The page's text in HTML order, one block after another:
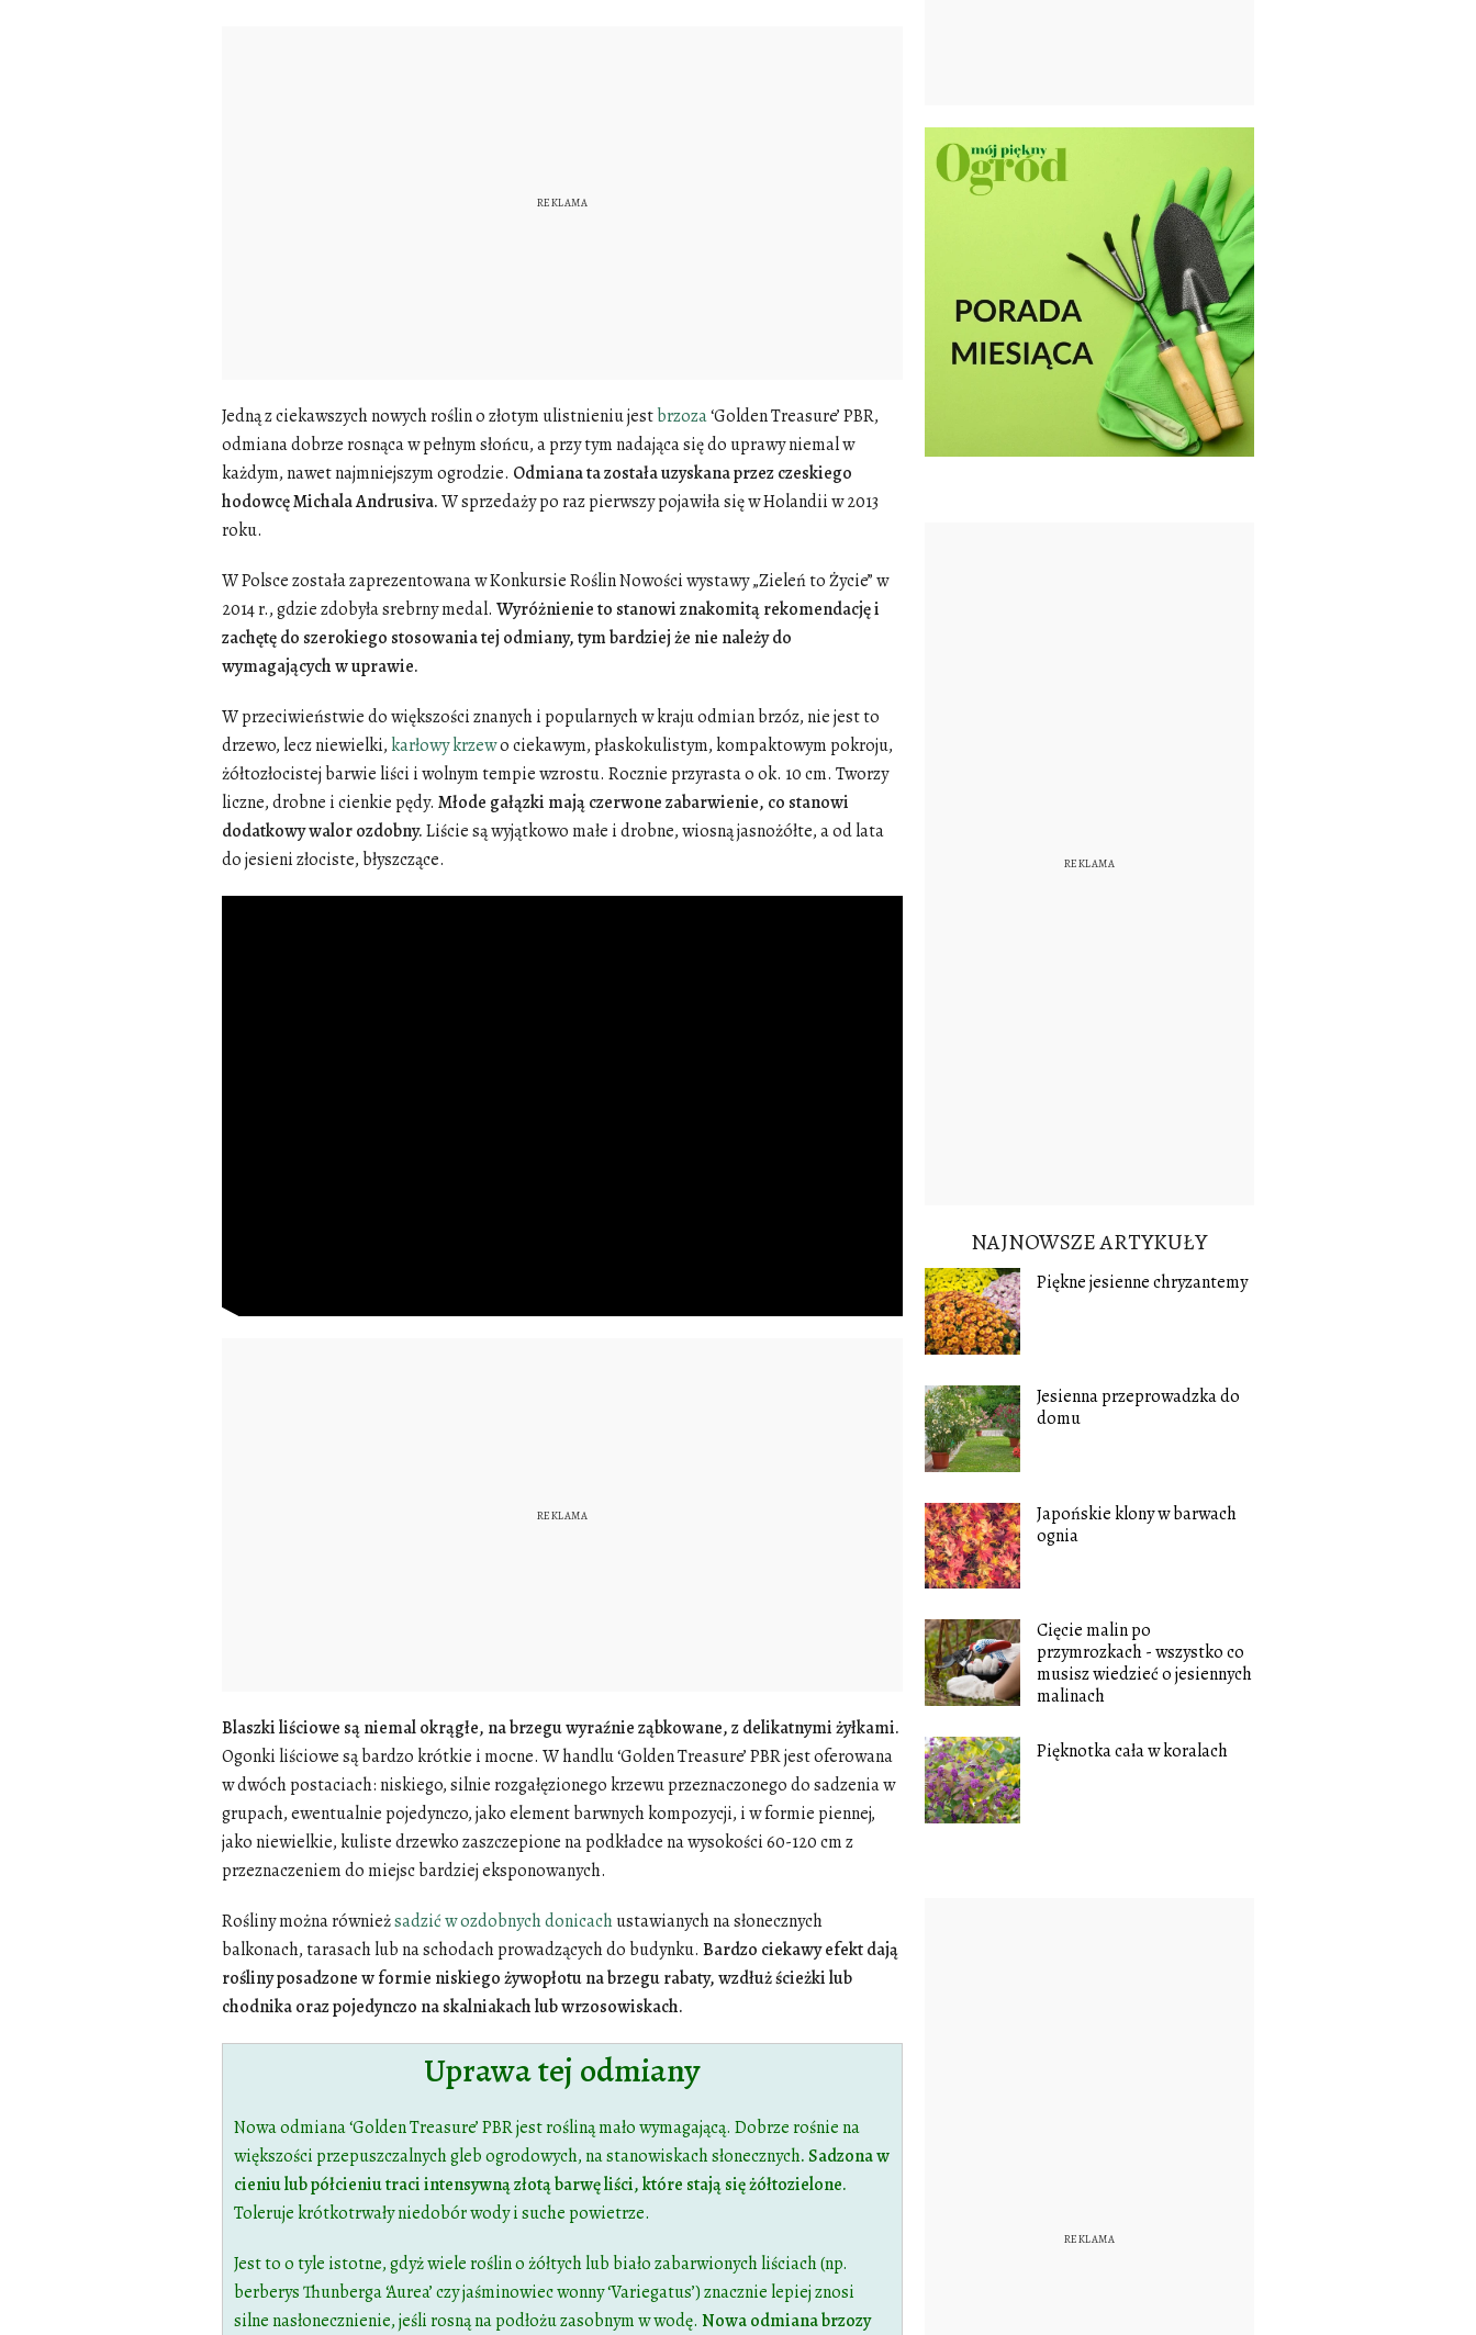
Jedną z ciekawszych nowych roślin o złotym ulistnieniu jestbrzoza‘Golden Treasure’ PBR,
odmiana dobrze rosnąca w pełnym słońcu, a przy tym nadająca się do uprawy niemal w
każdym, nawet najmniejszym ogrodzie. Odmiana ta została uzyskana przez czeskiego
hodowcę Michala Andrusiva.W sprzedaży po raz pierwszy pojawiła się w Holandii w 2013
roku.
W Polsce została zaprezentowana w Konkursie Roślin Nowości wystawy „Zieleń to Życie” w
2014 r., gdzie zdobyła srebrny medal. Wyróżnienie to stanowi znakomitą rekomendację i
zachętę do szerokiego stosowania tej odmiany, tym bardziej że nie należy do
wymagających w uprawie.
W przeciwieństwie do większości znanych i popularnych w kraju odmian brzóz, nie jest to
drzewo, lecz niewielki, karłowy krzewo ciekawym, płaskokulistym, kompaktowym pokroju,
żółtozłocistej barwie liści i wolnym tempie wzrostu. Rocznie przyrasta o ok. 10 cm. Tworzy
liczne, drobne i cienkie pędy. Młode gałązki mają czerwone zabarwienie, co stanowi
dodatkowy walor ozdobny.Liście są wyjątkowo małe i drobne, wiosną jasnożółte, a od lata
do jesieni złociste, błyszczące.
Blaszki liściowe są niemal okrągłe, na brzegu wyraźnie ząbkowane, z delikatnymi żyłkami.
Ogonki liściowe są bardzo krótkie i mocne. W handlu ‘Golden Treasure’ PBR jest oferowana
w dwóch postaciach: niskiego, silnie rozgałęzionego krzewu przeznaczonego do sadzenia w
grupach, ewentualnie pojedynczo, jako element barwnych kompozycji, i w formie piennej,
jako niewielkie, kuliste drzewko zaszczepione na podkładce na wysokości 60-120 cm z
przeznaczeniem do miejsc bardziej eksponowanych.
Rośliny można równieżsadzić w ozdobnych donicachustawianych na słonecznych
balkonach, tarasach lub na schodach prowadzących do budynku. Bardzo ciekawy efekt dają
rośliny posadzone w formie niskiego żywopłotu na brzegu rabaty, wzdłuż ścieżki lub
chodnika oraz pojedynczo na skalniakach lub wrzosowiskach.
Uprawa tej odmiany
Nowa odmiana ‘Golden Treasure’ PBR jest rośliną mało wymagającą. Dobrze rośnie na
większości przepuszczalnych gleb ogrodowych, na stanowiskach słonecznych. Sadzona w
cieniu lub półcieniu traci intensywną złotą barwę liści, które stają się żółtozielone.
Toleruje krótkotrwały niedobór wody i suche powietrze.
Jest to o tyle istotne, gdyż wiele roślin o żółtych lub biało zabarwionych liściach (np.
berberys Thunberga ‘Aurea’ czy jaśminowiec wonny ‘Variegatus’) znacznie lepiej znosi
silne nasłonecznienie, jeśli rosną na podłożu zasobnym w wodę. Nowa odmiana brzozy
NAJNOWSZE ARTYKUŁY
Piękne jesienne chryzantemy
Jesienna przeprowadzka do
domu
Japońskie klony w barwach
ognia
Cięcie malin po
przymrozkach - wszystko co
musisz wiedzieć o jesiennych
malinach
Pięknotka cała w koralach